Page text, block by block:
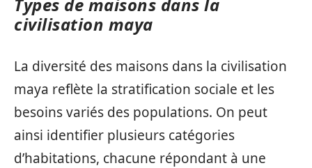
civilisation maya
La diversité des maisons dans la civilisation
maya reflète la stratification sociale et les
besoins variés des populations. On peut
ainsi identifier plusieurs catégories
d’habitations, chacune répondant à une